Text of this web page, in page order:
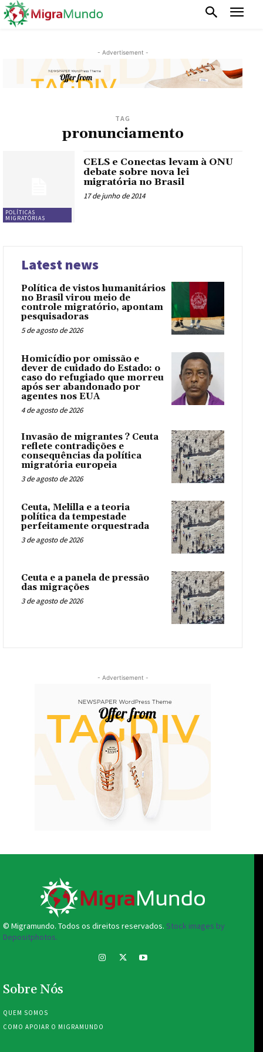
- Advertisement -
TAG
pronunciamento
POLÍTICAS
MIGRATÓRIAS
CELS e Conectas levam à ONU
debate sobre nova lei
migratória no Brasil
17 de junho de 2014
Latest news
Política de vistos humanitários
no Brasil virou meio de
controle migratório, apontam
pesquisadoras
5 de agosto de 2026
Homicídio por omissão e
dever de cuidado do Estado: o
caso do refugiado que morreu
após ser abandonado por
agentes nos EUA
4 de agosto de 2026
Invasão de migrantes ? Ceuta
reflete contradições e
consequências da política
migratória europeia
3 de agosto de 2026
Ceuta, Melilla e a teoria
política da tempestade
perfeitamente orquestrada
3 de agosto de 2026
Ceuta e a panela de pressão
das migrações
3 de agosto de 2026
- Advertisement -
© Migramundo. Todos os direitos reservados. Stock images by
Depositphotos.
Sobre Nós
QUEM SOMOS
COMO APOIAR O MIGRAMUNDO